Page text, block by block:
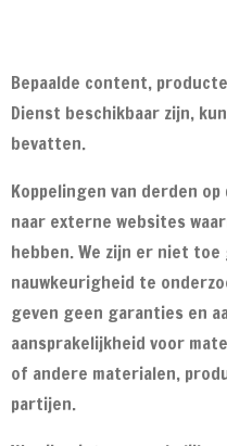
Bepaalde content,
Dienst beschikbaar zijn,
bevatten.
Koppelingen van derden
naar externe websites
hebben. We zijn er niet
nauwkeurigheid te
geven geen garanties en
aansprakelijkheid voor
of andere materialen,
partijen.